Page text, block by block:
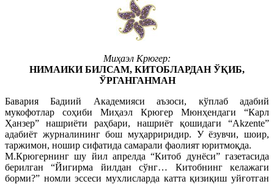
Миҳаэл Крюгер:
НИМАИКИ БИЛСАМ, КИТОБЛАРДАН ЎҚИБ,
ЎРГАНГАНМАН
Бавария Бадиий Академияси аъзоси, кўплаб адабий
мукофотлар соҳиби Миҳаэл Крюгер Мюнҳендаги “Карл
Ҳанзер” нашриёти раҳбари, нашриёт қошидаги “Akzente”
адабиёт журналининг бош муҳарриридир. У ёзувчи, шоир,
таржимон, ношир сифатида самарали фаолият юритмоқда.
М.Крюгернинг шу йил апрелда “Китоб дунёси” газетасида
берилган “Йигирма йилдан сўнг… Китобнинг келажаги
борми?” номли эссеси мухлисларда катта қизиқиш уйғотган